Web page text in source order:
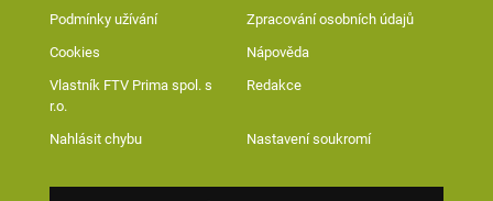
Podmínky užívání Zpracování osobních údajů
Cookies Nápověda
Vlastník FTV Prima spol. s
r.o.
Redakce
Nahlásit chybu Nastavení soukromí